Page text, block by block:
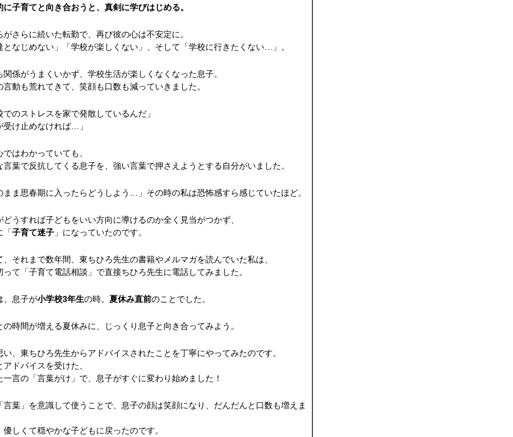
に子育てと向き合おうと、真剣に学びはじめる。
がさらに続いた転勤で、再び彼の心は不安定に。
となじめない」「学校が楽しくない」、そして「学校に行きたくない…」。
関係がうまくいかず、学校生活が楽しくなくなった息子。
言動も荒れてきて、笑顔も口数も減っていきました。
でのストレスを家で発散しているんだ」
受け止めなければ…」
ではわかっていても、
言葉で反抗してくる息子を、強い言葉で押さえようとする自分がいました。
まま思春期に入ったらどうしよう…」その時の私は恐怖感すら感じていたほど。
どうすれば子どもをいい方向に導けるのか全く見当がつかず、
「子育て迷子」になっていたのです。
、それまで数年間、東ちひろ先生の書籍やメルマガを読んでいた私は、
って「子育て電話相談」で直接ちひろ先生に電話してみました。
、息子が小学校3年生の時。 夏休み直前のことでした。
の時間が増える夏休みに、じっくり息子と向き合ってみよう。
い、東ちひろ先生からアドバイスされたことを丁寧にやってみたのです。
アドバイスを受けた、
一言の「言葉がけ」で、息子がすぐに変わり始めました！
言葉」を意識して使うことで、息子の顔は笑顔になり、だんだんと口数も増えま
優しくて穏やかな子どもに戻ったのです。